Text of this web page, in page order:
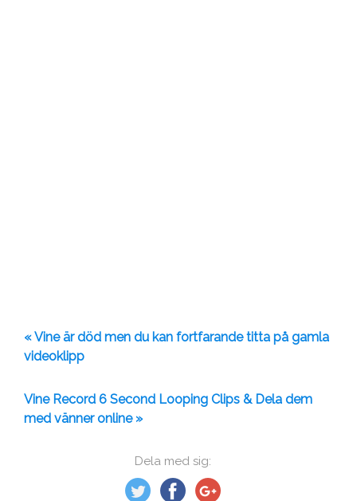
Dela med sig:
« Vine är död men du kan fortfarande titta på gamla
videoklipp
Vine Record 6 Second Looping Clips & Dela dem
med vänner online »